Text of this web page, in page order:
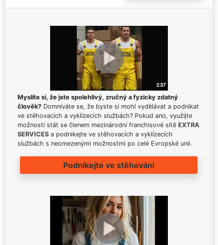
Myslíte si, že jste spolehlivý, zručný a fyzicky zdatný
člověk? Domníváte se, že byste si mohl vydělávat a podnikat
ve stěhovacích a vyklízecích službách? Pokud ano, využijte
možnosti stát se členem mezinárodní franchisové sítě EXTRA
SERVICES a podnikejte ve stěhovacích a vyklízecích
službách s neomezenými možnostmi po celé Evropské unii.
Podnikejte ve stěhování